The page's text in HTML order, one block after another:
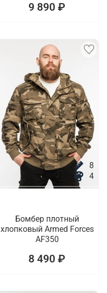
9 890 ₽
8
4
Бомбер плотный
хлопковый Armed Forces
AF350
8 490 ₽